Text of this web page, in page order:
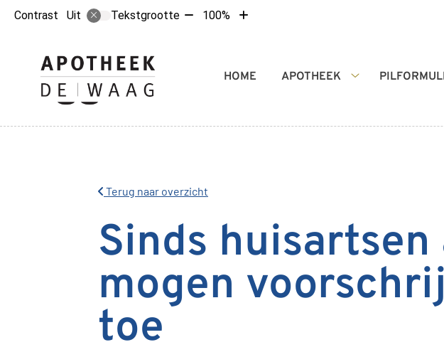
Contrast Uit Tekstgrootte Tekst100%
Tekst
Hoofdmenu
HOME
APOTHEEK
Terug naar overzicht
Sinds
mogen
toe